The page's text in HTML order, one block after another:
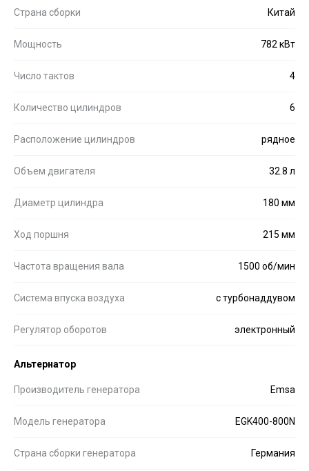
Страна сборки Китай
Мощность 782 кВт
Число тактов 4
Количество цилиндров 6
Расположение цилиндров рядное
Объем двигателя 32.8 л
Диаметр цилиндра 180 мм
Ход поршня 215 мм
Частота вращения вала 1500 об/мин
Система впуска воздуха с турбонаддувом
Регулятор оборотов электронный
Альтернатор
Производитель генератора Emsa
Модель генератора EGK400-800N
Страна сборки генератора Германия